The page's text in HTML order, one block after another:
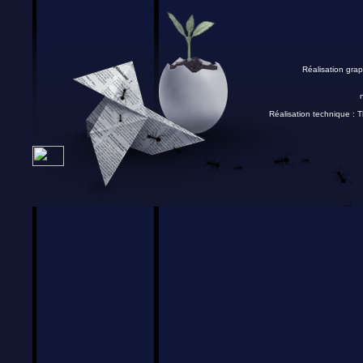
Réalisation
Réalisation technique :